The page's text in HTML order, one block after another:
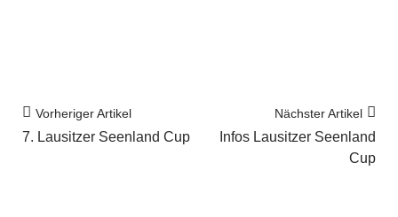
Vorheriger Artikel
7. Lausitzer Seenland Cup
Nächster Artikel
Infos Lausitzer Seenland
Cup